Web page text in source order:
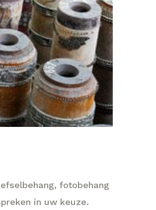
fotobehang
in uw keuze.